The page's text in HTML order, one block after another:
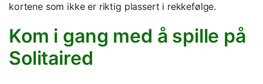
kortene som ikke er riktig plassert i rekkefølge.
Kom i gang med å spille på
Solitaired